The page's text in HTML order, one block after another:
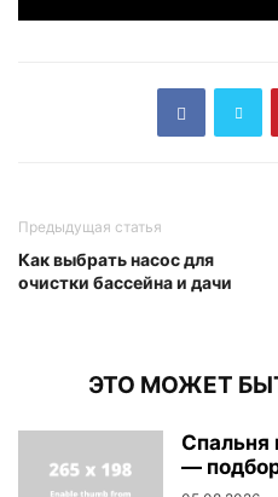
Предыдущая статья
Как выбрать насос для
очистки бассейна и дачи
ЭТО МОЖЕТ
Спальня
—